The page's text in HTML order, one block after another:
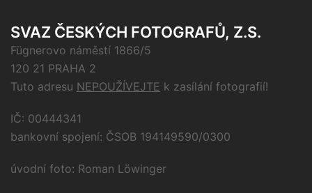
SVAZ ČESKÝCH FOTOGRAFŮ, Z.S.
Fügnerovo náměstí 1866/5
120 21 PRAHA 2
Tuto adresu NEPOUŽÍVEJTE k zasílání fotografií!
IČ: 00444341
bankovní spojení: ČSOB 194149590/0300
úvodní foto: Roman Löwinger